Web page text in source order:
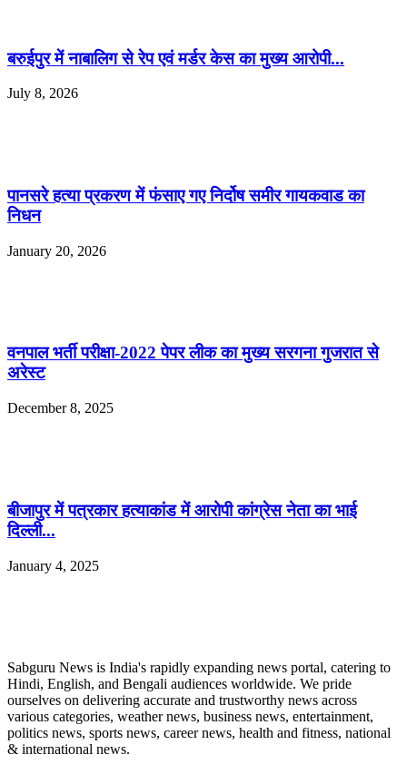
बरुईपुर में नाबालिग से रेप एवं मर्डर केस का मुख्य आरोपी...
July 8, 2026
पानसरे हत्या प्रकरण में फंसाए गए निर्दोष समीर गायकवाड का
निधन
January 20, 2026
वनपाल भर्ती परीक्षा-2022 पेपर लीक का मुख्य सरगना गुजरात से
अरेस्ट
December 8, 2025
बीजापुर में पत्रकार हत्याकांड में आरोपी कांग्रेस नेता का भाई
दिल्ली...
January 4, 2025
Sabguru News is India's rapidly expanding news portal, catering to
Hindi, English, and Bengali audiences worldwide. We pride
ourselves on delivering accurate and trustworthy news across
various categories, weather news, business news, entertainment,
politics news, sports news, career news, health and fitness, national
& international news.